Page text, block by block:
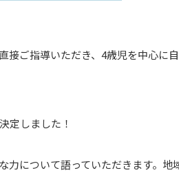
ご指導いただき、4歳児を中心に
定しました！
について語っていただきます。